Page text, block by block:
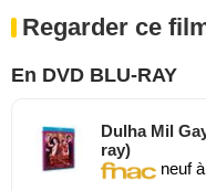
Regarder ce
En DVD BLU-RAY
Dulha Mil
ray)
neuf à